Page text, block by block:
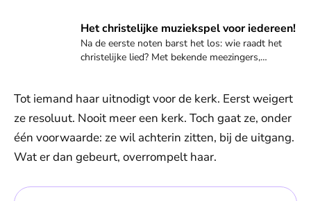
Het christelijke muziekspel voor iedereen!
Na de eerste noten barst het los: wie raadt het
christelijke lied? Met bekende meezingers,
jij goed te raden?
Meer informatie
Tot iemand haar uitnodigt voor de kerk. Eerst weigert
ze resoluut. Nooit meer een kerk. Toch gaat ze, onder
één voorwaarde: ze wil achterin zitten, bij de uitgang.
Wat er dan gebeurt, overrompelt haar.